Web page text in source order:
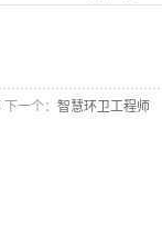
下一个： 智慧环卫工程师